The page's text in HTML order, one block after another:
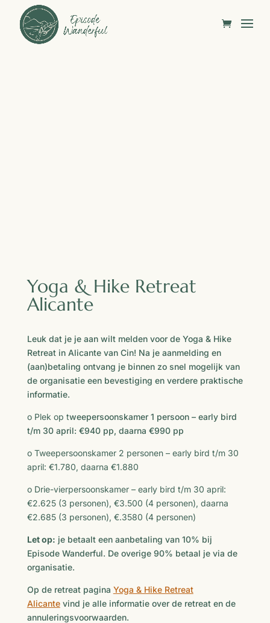
Yoga & Hike Retreat
Alicante
Leuk dat je je aan wilt melden voor de Yoga & Hike
Retreat in Alicante van Cin! Na je aanmelding en
(aan)betaling ontvang je binnen zo snel mogelijk van
de organisatie een bevestiging en verdere praktische
informatie.
o Plek op tweepersoonskamer 1 persoon – early bird
t/m 30 april: €940 pp, daarna €990 pp
o Tweepersoonskamer 2 personen – early bird t/m 30
april: €1.780, daarna €1.880
o Drie-vierpersoonskamer – early bird t/m 30 april:
€2.625 (3 personen), €3.500 (4 personen), daarna
€2.685 (3 personen), €.3580 (4 personen)
Let op: je betaalt een aanbetaling van 10% bij
Episode Wanderful. De overige 90% betaal je via de
organisatie.
Op de retreat pagina Yoga & Hike Retreat
Alicantevind je alle informatie over de retreat en de
annuleringsvoorwaarden.